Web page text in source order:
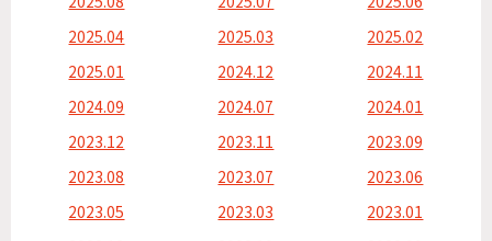
2025.04
2025.03
2025.02
2025.01
2024.12
2024.11
2024.09
2024.07
2024.01
2023.12
2023.11
2023.09
2023.08
2023.07
2023.06
2023.05
2023.03
2023.01